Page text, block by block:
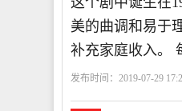
美的曲调和易于
补充家庭收入。
发布时间：2019-07-29